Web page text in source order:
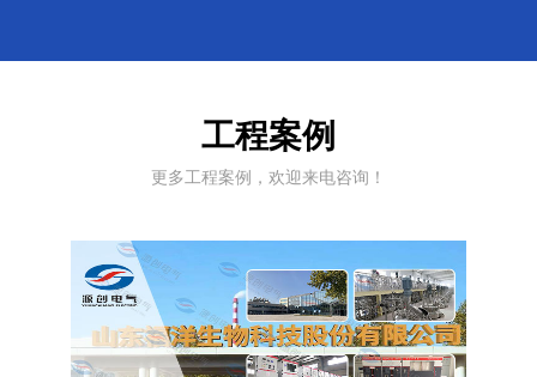
工程案例
更多工程案例，欢迎来电咨询！